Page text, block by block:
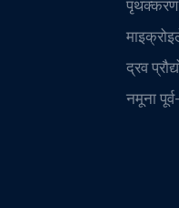
पृथक्करण
द्रव
नमूना